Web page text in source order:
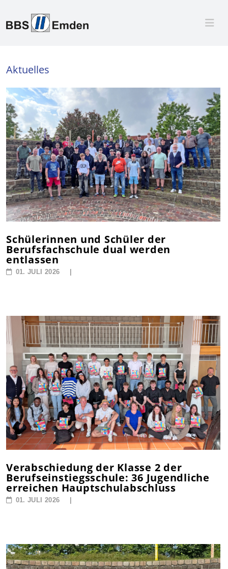
Aktuelles
Schülerinnen und Schüler der
Berufsfachschule dual werden
entlassen
01. JULI 2026
Verabschiedung der Klasse 2 der
Berufseinstiegsschule: 36 Jugendliche
erreichen Hauptschulabschluss
01. JULI 2026